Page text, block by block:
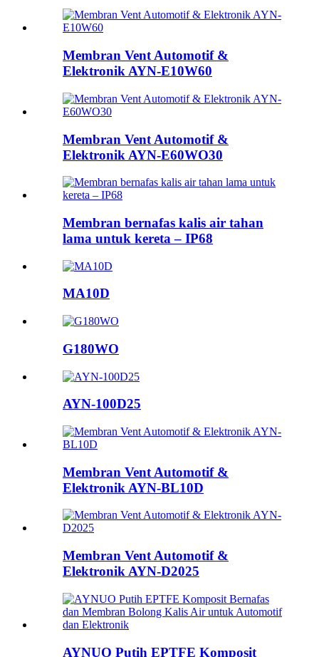
Membran Vent Automotif &
Elektronik AYN-E10W60
Membran Vent Automotif &
Elektronik AYN-E60WO30
Membran bernafas kalis air tahan
lama untuk kereta – IP68
MA10D
G180WO
AYN-100D25
Membran Vent Automotif &
Elektronik AYN-BL10D
Membran Vent Automotif &
Elektronik AYN-D2025
AYNUO Putih EPTFE Komposit